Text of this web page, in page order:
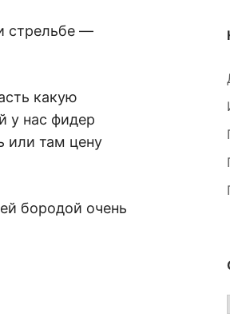
стрельбе —
какую
у нас фидер
или там цену
бородой очень